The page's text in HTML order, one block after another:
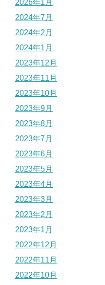
2026年1月
2024年7月
2024年2月
2024年1月
2023年12月
2023年11月
2023年10月
2023年9月
2023年8月
2023年7月
2023年6月
2023年5月
2023年4月
2023年3月
2023年2月
2023年1月
2022年12月
2022年11月
2022年10月